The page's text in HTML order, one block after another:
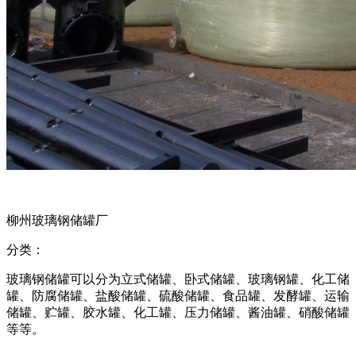
柳州玻璃钢储罐厂
分类：
玻璃钢储罐可以分为立式储罐、卧式储罐、玻璃钢罐、化工储
罐、防腐储罐、盐酸储罐、硫酸储罐、食品罐、发酵罐、运输
储罐、贮罐、胶水罐、化工罐、压力储罐、酱油罐、硝酸储罐
等等。